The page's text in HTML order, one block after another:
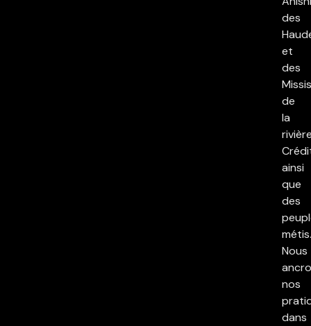
des
et
des
de
la
ainsi
que
des
métis.
Nous
nos
dans